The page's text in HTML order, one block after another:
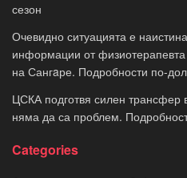
сезон
Очевидно ситуацията е
информации от физиотерапевта
на Сангaре. Подробности по-
ЦСКА подготвя силен трансфер
няма да са проблем.
Categories